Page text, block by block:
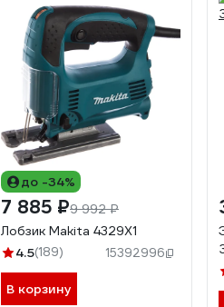
до -34%
7 885 ₽9 992 ₽
Лобзик Makita 4329X1
4.5(189) 15392996
В корзину